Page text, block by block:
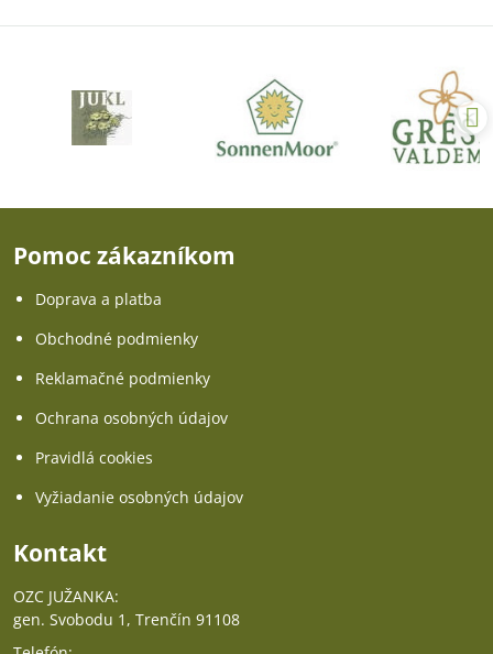
Pomoc zákazníkom
Doprava a platba
Obchodné podmienky
Reklamačné podmienky
Ochrana osobných údajov
Pravidlá cookies
Vyžiadanie osobných údajov
Kontakt
OZC JUŽANKA:
gen. Svobodu 1, Trenčín 91108